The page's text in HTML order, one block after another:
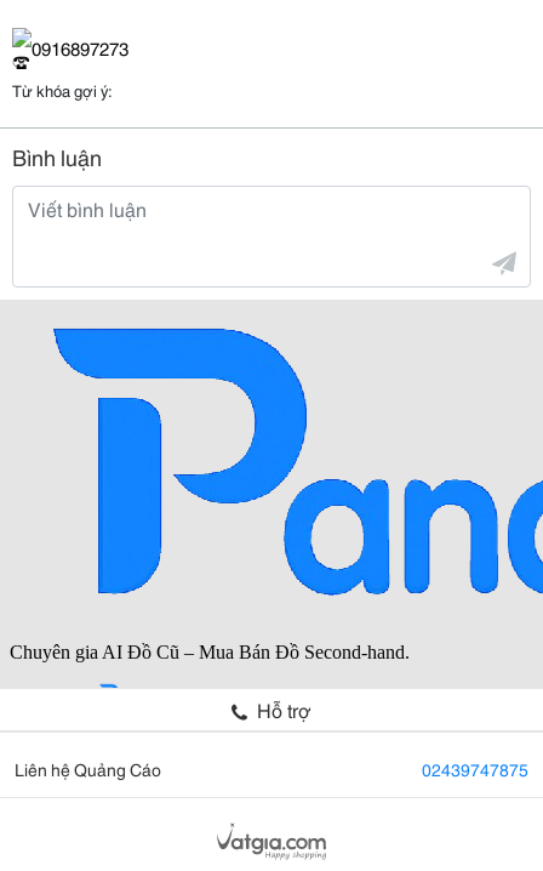
0916897273
Từ khóa gợi ý:
Bình luận
Hỗ trợ
Liên hệ Quảng Cáo 02439747875